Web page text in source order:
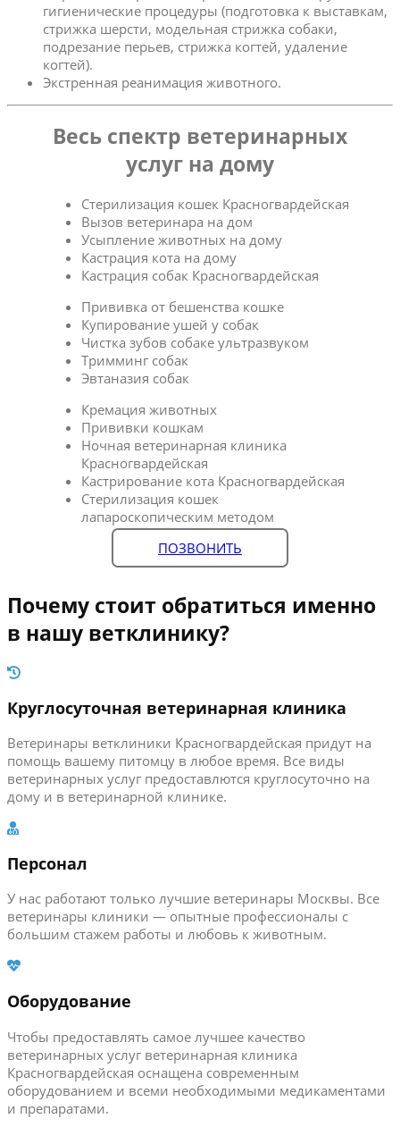
гигиенические процедуры (подготовка к выставкам,
стрижка шерсти, модельная стрижка собаки,
подрезание перьев, стрижка когтей, удаление
когтей).
Экстренная реанимация животного.
Весь спектр ветеринарных
услуг на дому
Стерилизация кошек Красногвардейская
Вызов ветеринара на дом
Усыпление животных на дому
Кастрация кота на дому
Кастрация собак Красногвардейская
Прививка от бешенства кошке
Купирование ушей у собак
Чистка зубов собаке ультразвуком
Тримминг собак
Эвтаназия собак
Кремация животных
Прививки кошкам
Ночная ветеринарная клиника
Красногвардейская
Кастрирование кота Красногвардейская
Стерилизация кошек
лапароскопическим методом
ПОЗВОНИТЬ
Почему стоит обратиться именно
в нашу ветклинику?
Круглосуточная ветеринарная клиника
Ветеринары ветклиники Красногвардейская придут на
помощь вашему питомцу в любое время. Все виды
ветеринарных услуг предоставлются круглосуточно на
дому и в ветеринарной клинике.
Персонал
У нас работают только лучшие ветеринары Москвы. Все
ветеринары клиники — опытные профессионалы с
большим стажем работы и любовь к животным.
Оборудование
Чтобы предоставлять самое лучшее качество
ветеринарных услуг ветеринарная клиника
Красногвардейская оснащена современным
оборудованием и всеми необходимыми медикаментами
и препаратами.